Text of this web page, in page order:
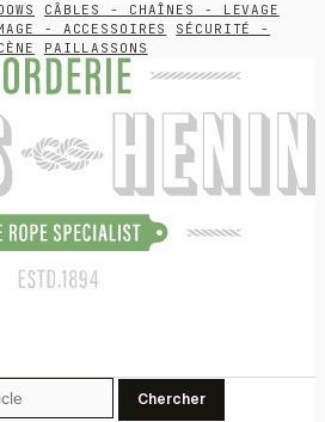
CÂBLES - CHAÎNES - LEVAGE
- ACCESSOIRES
SÉCURITÉ -
PAILLASSONS
Chercher